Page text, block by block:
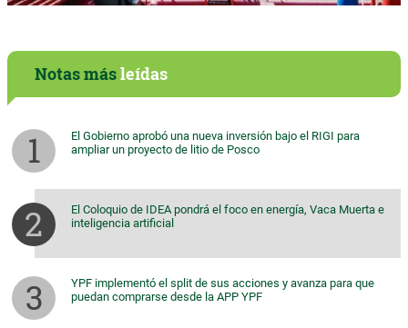
Notas másleídas
El Gobierno aprobó una nueva inversión bajo el RIGI para
ampliar un proyecto de litio de Posco
El Coloquio de IDEA pondrá el foco en energía, Vaca Muerta e
inteligencia artificial
YPF implementó el split de sus acciones y avanza para que
puedan comprarse desde la APP YPF